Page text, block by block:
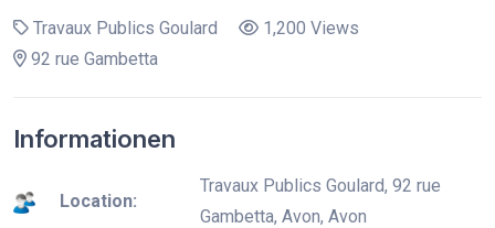
Travaux Publics Goulard
1,200 Views
92 rue Gambetta
Informationen
Location:
Travaux Publics Goulard, 92 rue
Gambetta, Avon, Avon